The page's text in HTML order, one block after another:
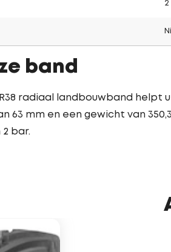
2
band
radiaal landbouwband
63 mm en een gewicht van
2 bar.